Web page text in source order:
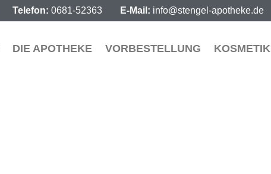
Telefon: 0681-52363 E-Mail: info@stengel-apotheke.de
DIE APOTHEKE VORBESTELLUNG KOSMETIK